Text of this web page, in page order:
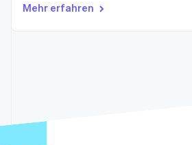
Radar
Ecosystem
Mehr erfahren